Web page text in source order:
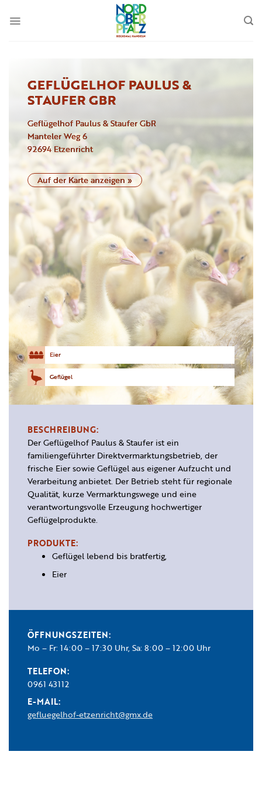
Inhalt
GEFLÜGELHOF PAULUS &
STAUFER GBR
Geflügelhof Paulus & Staufer GbR
Manteler Weg6
92694 Etzenricht
Auf der Karte anzeigen »
Eier
Geflügel
BESCHREIBUNG:
Der Geflügelhof Paulus & Staufer ist ein
familiengeführter Direktvermarktungsbetrieb, der
frische Eier sowie Geflügel aus eigener Aufzucht und
Verarbeitung anbietet. Der Betrieb steht für regionale
Qualität, kurze Vermarktungswege und eine
verantwortungsvolle Erzeugung hochwertiger
Geflügelprodukte.
PRODUKTE:
Geflügel lebend bis bratfertig,
Eier
ÖFFNUNGSZEITEN:
Mo – Fr: 14:00 – 17:30 Uhr, Sa: 8:00 – 12:00 Uhr
TELEFON:
0961 43112
E-MAIL:
gefluegelhof-etzenricht@gmx.de